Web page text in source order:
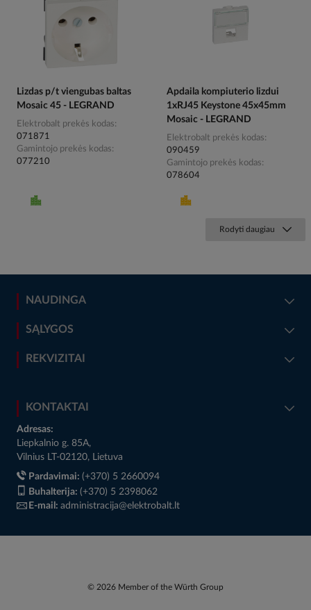
Lizdas p/t viengubas baltas
Mosaic 45 - LEGRAND
Elektrobalt prekės kodas
071871
Gamintojo prekės kodas
077210
Apdaila kompiuterio lizdui
1xRJ45 Keystone 45x45mm
Mosaic - LEGRAND
Elektrobalt prekės kodas
090459
Gamintojo prekės kodas
078604
Rodyti daugiau
NAUDINGA
SĄLYGOS
REKVIZITAI
KONTAKTAI
Adresas:
Liepkalnio g. 85A,
Vilnius LT-02120, Lietuva
Pardavimai: (+370) 5 2660094
Buhalterija: (+370) 5 2398062
E-mail: administracija@elektrobalt.lt
© 2026 Member of the Würth Group